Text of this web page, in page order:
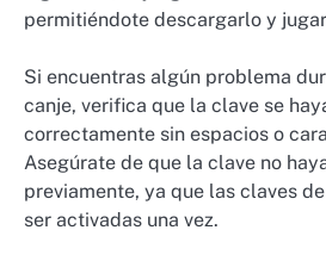
permitiéndote descargarlo y
Si encuentras algún problema
canje, verifica que la clave se
correctamente sin espacios o
Asegúrate de que la clave no
previamente, ya que las claves
ser activadas una vez.